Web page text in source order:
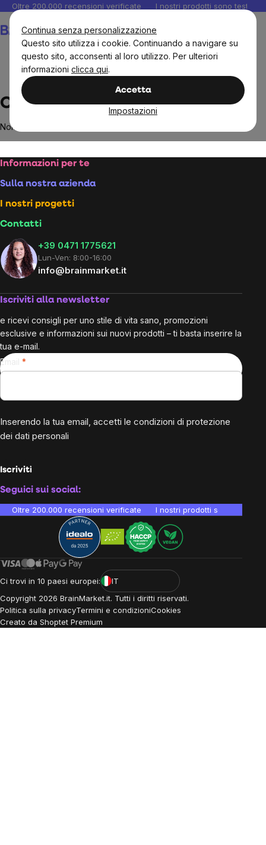
Continua senza personalizzazione
Questo sito utilizza i cookie. Continuando a navigare su
questo sito, acconsenti al loro utilizzo. Per ulteriori
informazioni clicca qui.
Accetta
Impostazioni
Salta
contenuto
Oltre 200.000 recensioni verificate I nostri prodotti sono testati
Cantine Fina
Cantine Fina
Non sono stati trovati prodotti del marchio
Footer
Informazioni per te
Sulla nostra azienda
I nostri progetti
Contatti
+39 0471 1775621
Lun-Ven: 8:00-16:00
info@brainmarket.it
Iscriviti alla newsletter
e ricevi consigli per uno stile di vita sano, promozioni
esclusive e informazioni sui nuovi prodotti – ti basta inserire la
tua e-mail.
Email
Inserendo la tua email, accetti le condizioni di protezione
dei dati personali
Iscriviti
Seguici sui social:
Oltre 200.000 recensioni verificate I nostri prodotti sono testati
Ci trovi in 10 paesi europei:
IT
Copyright 2026 BrainMarket.it. Tutti i diritti riservati.
Politica sulla privacyTermini e condizioniCookies
Creato da Shoptet Premium